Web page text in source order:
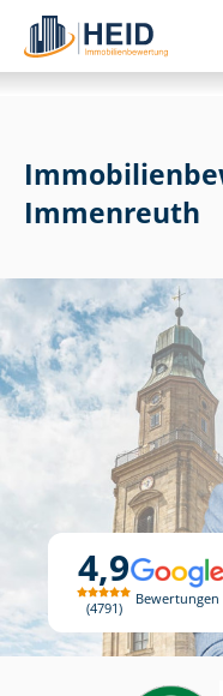
4,9
4791
Bewertungen
Immenreuth